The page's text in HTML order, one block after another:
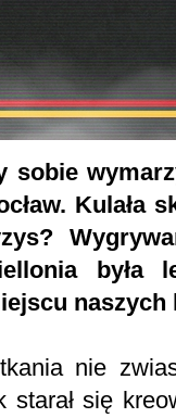
sobie
Kulała
nie
starał się